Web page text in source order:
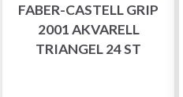
FABER-CASTELL GRIP
2001 AKVARELL
TRIANGEL 24 ST